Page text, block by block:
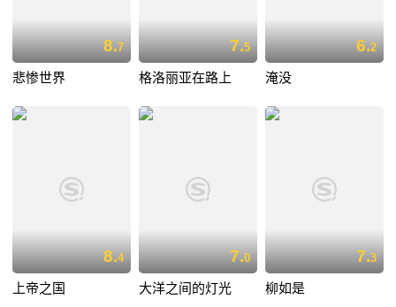
8.7
悲惨世界
7.5
格洛丽亚在路上
6.2
淹没
8.4
上帝之国
7.0
大洋之间的灯光
7.3
柳如是